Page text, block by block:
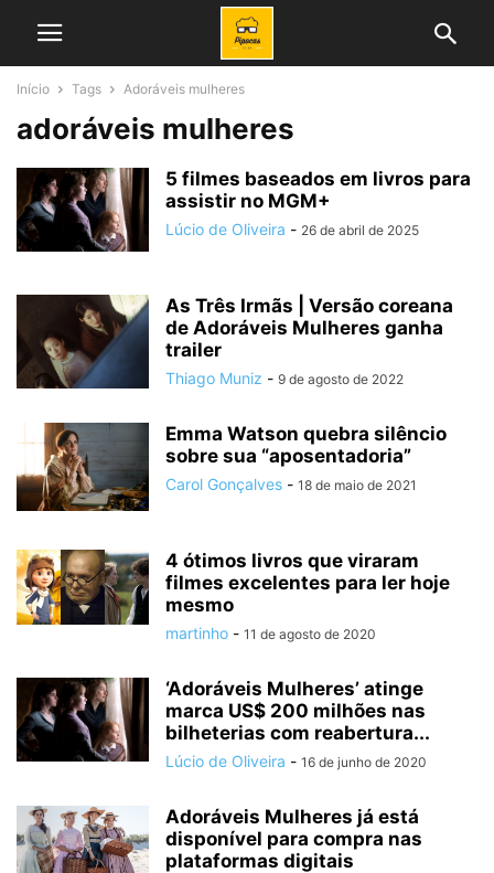
Início Tags Adoráveis mulheres
adoráveis mulheres
5 filmes baseados em livros para
assistir no MGM+
Lúcio de Oliveira - 26 de abril de 2025
As Três Irmãs | Versão coreana
de Adoráveis Mulheres ganha
trailer
Thiago Muniz - 9 de agosto de 2022
Emma Watson quebra silêncio
sobre sua “aposentadoria”
Carol Gonçalves - 18 de maio de 2021
4 ótimos livros que viraram
filmes excelentes para ler hoje
mesmo
martinho - 11 de agosto de 2020
‘Adoráveis Mulheres’ atinge
marca US$ 200 milhões nas
bilheterias com reabertura...
Lúcio de Oliveira - 16 de junho de 2020
Adoráveis Mulheres já está
disponível para compra nas
plataformas digitais